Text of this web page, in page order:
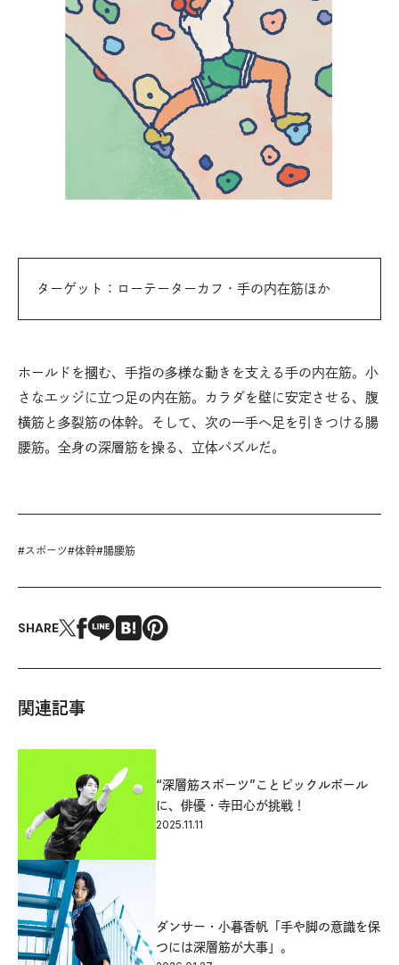
ターゲット：ローテーターカフ・手の内在筋ほか
ホールドを摑む、手指の多様な動きを支える手の内在筋。小
さなエッジに立つ足の内在筋。カラダを壁に安定させる、腹
横筋と多裂筋の体幹。そして、次の一手へ足を引きつける腸
腰筋。全身の深層筋を操る、立体パズルだ。
#スポーツ#体幹#腸腰筋
SHARE
関連記事
“深層筋スポーツ”ことピックルボール
に、俳優・寺田心が挑戦！
2025.11.11
ダンサー・小暮香帆「手や脚の意識を保
つには深層筋が大事」。